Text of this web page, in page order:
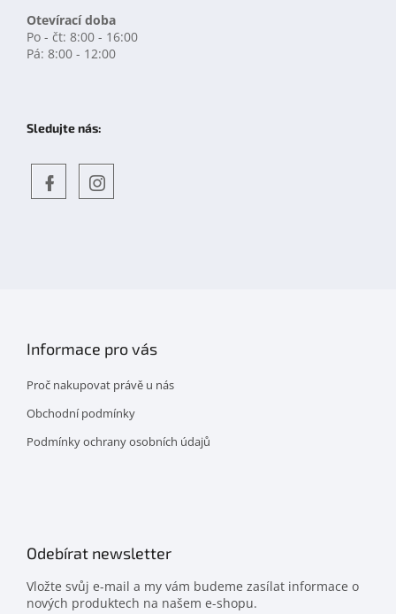
Otevírací doba
Po - čt: 8:00 - 16:00
Pá: 8:00 - 12:00
Sledujte nás:
Informace pro vás
Proč nakupovat právě u nás
Obchodní podmínky
Podmínky ochrany osobních údajů
Odebírat newsletter
Vložte svůj e-mail a my vám budeme zasílat informace o
nových produktech na našem e-shopu.